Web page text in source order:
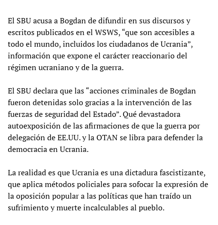
El SBU acusa a Bogdan de difundir en sus discursos y
escritos publicados en el WSWS, “que son accesibles a
todo el mundo, incluidos los ciudadanos de Ucrania”,
información que expone el carácter reaccionario del
régimen ucraniano y de la guerra.
El SBU declara que las “acciones criminales de Bogdan
fueron detenidas solo gracias a la intervención de las
fuerzas de seguridad del Estado”. Qué devastadora
autoexposición de las afirmaciones de que la guerra por
delegación de EE.UU. y la OTAN se libra para defender la
democracia en Ucrania.
La realidad es que Ucrania es una dictadura fascistizante,
que aplica métodos policiales para sofocar la expresión de
la oposición popular a las políticas que han traído un
sufrimiento y muerte incalculables al pueblo.